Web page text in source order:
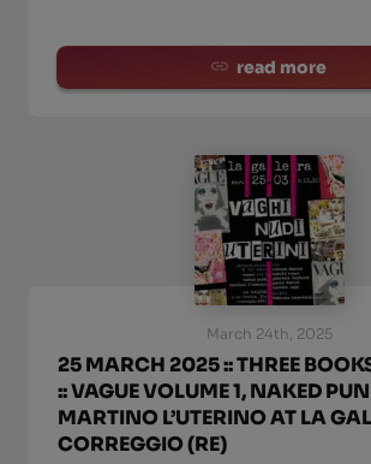
read more
March 24th, 2025
25 MARCH 2025 :: THREE
:: VAGUE VOLUME 1, NAKED
MARTINO L’UTERINO AT LA
CORREGGIO (RE)